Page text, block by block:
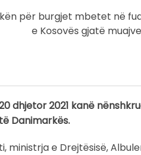
dhjetor 2021 kanë
Danimarkës.
ministrja e Drejtësisë,